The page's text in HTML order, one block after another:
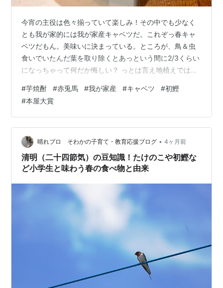
今宵の主役は色々揃っていて楽しみ！その中でも少なく
とも我が家的には我が家産キャベツだ。これぞっ春キャ
ベツだもん。美味いに決まっている。ところが、鳥＆虫
食いでいたんだ葉を取り除くとあっという間に2/3くらい
になっちゃって何だか悔しい？ っとは言え地植えではな
少しずつ食べていこうとのこと。うん、そこはかみさん
に任せようじゃないかっ！早速、晩飯スタートだ。 まず
は、初鰹とカジキ鮪だ。この時期の鰹は脂のりが少なく
あっさりと食せ、縁起物でもあるもんね。う〜ん、歯応
えあって濃厚で美味〜い！これぞっ初鰹だ！ そして暑く
なってきたので冷奴もいいねぇ〜。我が家的…
#芋焼酎 #赤兎馬 #我が家産 #キャベツ #初鰹
#本屋大賞
晴れブロ そわかの子育て・教育応援ブログ • 4ヶ月前
清明（二十四節気）の豆知識！たけのこや初鰹な
ど小学生と味わう春の食べ物と由来